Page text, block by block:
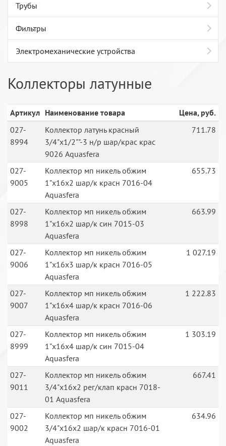
Трубы
Фильтры
Электромеханические устройства
Коллекторы латунные
Артикул Наименование товара
Цена, руб.
027-
8994
Коллектор латунь красный
3/4"х1/2""-3 н/р шар/крас крас
9026 Aquasfera
711.78
027-
9005
Коллектор мп никель обжим
1"х16х2 шар/к красн 7016-04
Aquasfera
655.73
027-
8998
Коллектор мп никель обжим
1"х16х2 шар/к син 7015-03
Aquasfera
663.99
027-
9006
Коллектор мп никель обжим
1"х16х3 шар/к красн 7016-05
Aquasfera
1 027.19
027-
9007
Коллектор мп никель обжим
1"х16х4 шар/к красн 7016-06
Aquasfera
1 222.83
027-
8999
Коллектор мп никель обжим
1"х16х4 шар/к син 7015-04
Aquasfera
1 303.19
027-
9011
Коллектор мп никель обжим
3/4"х16х2 рег/клап красн 7018-
01 Aquasfera
667.41
027-
9002
Коллектор мп никель обжим
3/4"х16х2 шар/к красн 7016-01
Aquasfera
634.96